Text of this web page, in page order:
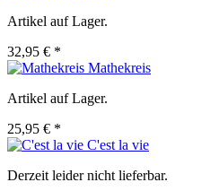
Artikel auf Lager.
32,95 € *
Mathekreis
Artikel auf Lager.
25,95 € *
C'est la vie
Derzeit leider nicht lieferbar.